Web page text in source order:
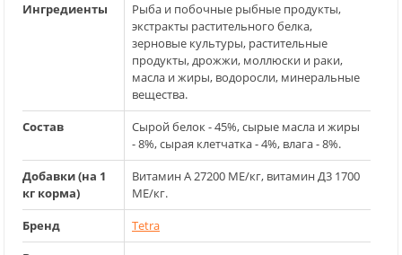
Ингредиенты
Рыба и побочные рыбные продукты,
экстракты растительного белка,
зерновые культуры, растительные
продукты, дрожжи, моллюски и раки,
масла и жиры, водоросли, минеральные
вещества.
Состав
Сырой белок - 45%, сырые масла и жиры
- 8%, сырая клетчатка - 4%, влага - 8%.
Добавки (на 1
кг корма)
Витамин А 27200 МЕ/кг, витамин Д3 1700
МЕ/кг.
Бренд
Tetra